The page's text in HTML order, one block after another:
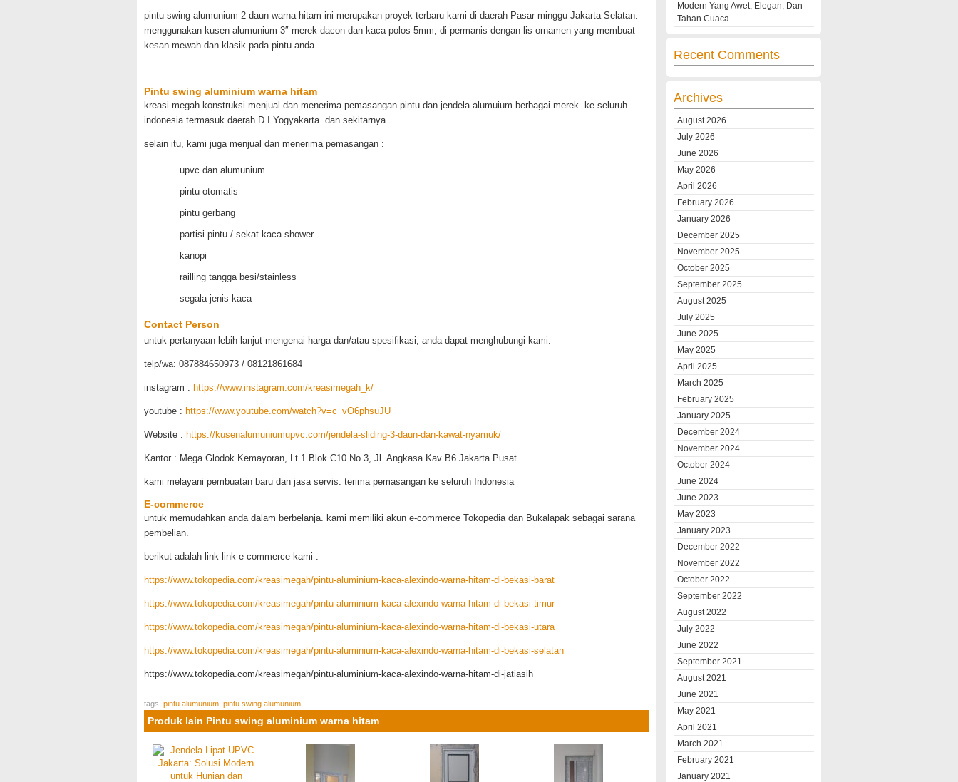
pintu swing alumunium 2 daun warna hitam ini merupakan proyek terbaru kami di daerah Pasar minggu Jakarta Selatan.
menggunakan kusen alumunium 3″ merek dacon dan kaca polos 5mm, di permanis dengan lis ornamen yang membuat
kesan mewah dan klasik pada pintu anda.
Pintu swing aluminium warna hitam
kreasi megah konstruksi menjual dan menerima pemasangan pintu dan jendela alumuium berbagai merek ke seluruh
indonesia termasuk daerah D.I Yogyakarta dan sekitarnya
selain itu, kami juga menjual dan menerima pemasangan :
upvc dan alumunium
pintu otomatis
pintu gerbang
partisi pintu / sekat kaca shower
kanopi
railling tangga besi/stainless
segala jenis kaca
Contact Person
untuk pertanyaan lebih lanjut mengenai harga dan/atau spesifikasi, anda dapat menghubungi kami:
telp/wa: 087884650973 / 08121861684
instagram : https://www.instagram.com/kreasimegah_k/
youtube : https://www.youtube.com/watch?v=c_vO6phsuJU
Website : https://kusenalumuniumupvc.com/jendela-sliding-3-daun-dan-kawat-nyamuk/
Kantor : Mega Glodok Kemayoran, Lt 1 Blok C10 No 3, Jl. Angkasa Kav B6 Jakarta Pusat
kami melayani pembuatan baru dan jasa servis. terima pemasangan ke seluruh Indonesia
E-commerce
untuk memudahkan anda dalam berbelanja. kami memiliki akun e-commerce Tokopedia dan Bukalapak sebagai sarana
pembelian.
berikut adalah link-link e-commerce kami :
https://www.tokopedia.com/kreasimegah/pintu-aluminium-kaca-alexindo-warna-hitam-di-bekasi-barat
https://www.tokopedia.com/kreasimegah/pintu-aluminium-kaca-alexindo-warna-hitam-di-bekasi-timur
https://www.tokopedia.com/kreasimegah/pintu-aluminium-kaca-alexindo-warna-hitam-di-bekasi-utara
https://www.tokopedia.com/kreasimegah/pintu-aluminium-kaca-alexindo-warna-hitam-di-bekasi-selatan
https://www.tokopedia.com/kreasimegah/pintu-aluminium-kaca-alexindo-warna-hitam-di-jatiasih
tags: pintu alumunium pintu swing alumunium
Produk lain Pintu swing aluminium warna hitam
Modern Yang Awet, Elegan, Dan
Tahan Cuaca
Recent Comments
Archives
August 2026
July 2026
June 2026
May 2026
April 2026
February 2026
January 2026
December 2025
November 2025
October 2025
September 2025
August 2025
July 2025
June 2025
May 2025
April 2025
March 2025
February 2025
January 2025
December 2024
November 2024
October 2024
June 2024
June 2023
May 2023
January 2023
December 2022
November 2022
October 2022
September 2022
August 2022
July 2022
June 2022
September 2021
August 2021
June 2021
May 2021
April 2021
March 2021
February 2021
January 2021